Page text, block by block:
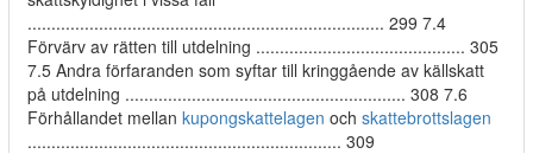
........................................................................... 299 7.4
Förvärv av rätten till utdelning ............................................ 305
7.5 Andra förfaranden som syftar till kringgående av källskatt
på utdelning ........................................................... 308 7.6
Förhållandet mellan kupongskattelagen och skattebrottslagen
.................................................................. 309